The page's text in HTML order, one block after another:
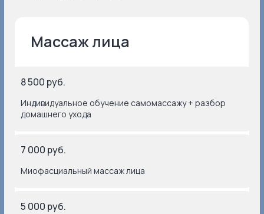
Брови/ресницы
8 500 руб.
Индивидуальное обучение самомассажу + разбор
домашнего ухода
7 000 руб.
Миофасциальный массаж лица
5 000 руб.